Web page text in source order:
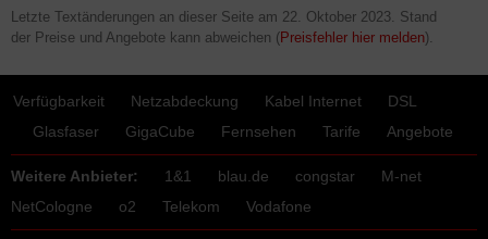
Letzte Textänderungen an dieser Seite am 22. Oktober 2023. Stand
der Preise und Angebote kann abweichen (Preisfehler hier melden).
Verfügbarkeit Netzabdeckung Kabel Internet
DSL
Glasfaser
GigaCube Fernsehen Tarife Angebote
Weitere Anbieter: 1&1 blau.de congstar
M-net
NetCologne
o2 Telekom Vodafone